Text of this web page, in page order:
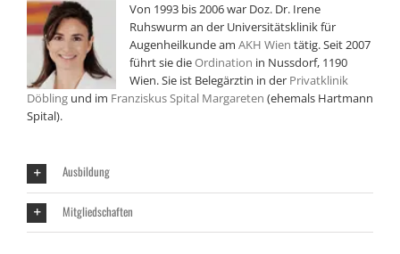
Von 1993 bis 2006 war Doz. Dr. Irene
Ruhswurm an der Universitätsklinik für
Augenheilkunde am AKH Wien tätig. Seit 2007
führt sie dieOrdination in Nussdorf, 1190
Wien. Sie ist Belegärztin in der Privatklinik
Döbling und im Franziskus Spital Margareten (ehemals Hartmann
Spital).
Ausbildung
Mitgliedschaften